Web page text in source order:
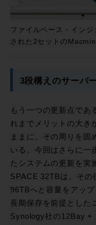
ファイルベース・イン
された2セットの
3段構えのサーバ
もう一つの更新点であ
れまでメリットの大き
ままに、その周りを固
いる。今回はさらに一
たシステムの更新を実
SPACE 32TBは、そ
96TBへと容量をアッ
長期保存を前提とした
Synology社の12Bay +